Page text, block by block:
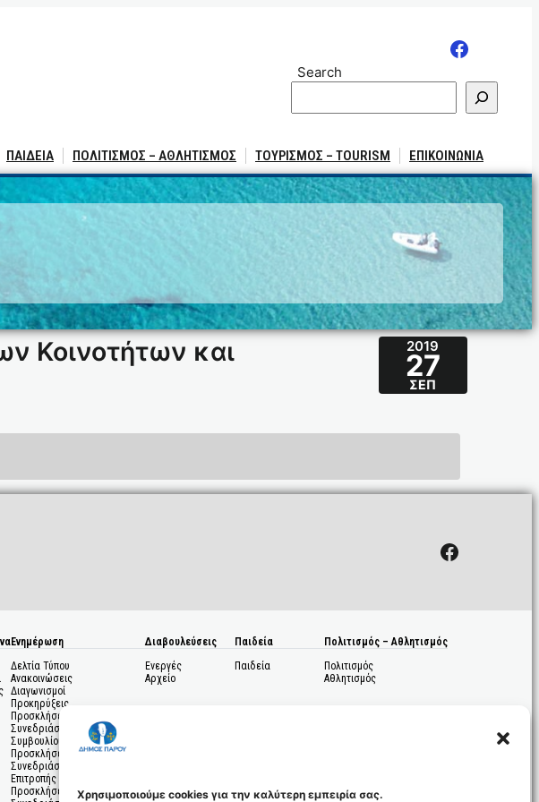
Χρησιμοποιούμε cookies για την καλύτερη εμπειρία σας.
Search
ΠΑΙΔΕΙΑ ΠΟΛΙΤΙΣΜΟΣ – ΑΘΛΗΤΙΣΜΟΣ ΤΟΥΡΙΣΜΟΣ – TOURISM ΕΠΙΚΟΙΝΩΝΙΑ
Κοινοτήτων και
2019
27
ΣΕΠ
Facebook
Ενημέρωση
Δελτία Τύπου
Ανακοινώσεις
Διαγωνισμοί
Προκηρύξεις
Προσκλήσεις σε
Συνεδριάσεις Δημοτικού
Συμβουλίου
Προσκλήσεις σε
Συνεδριάσεις Δημοτικής
Επιτροπής
Προσκλήσεις σε
Διαβουλεύσεις
Ενεργές
Αρχείο
Παιδεία
Παιδεία
Πολιτισμός – Αθλητισμός
Πολιτισμός
Αθλητισμός